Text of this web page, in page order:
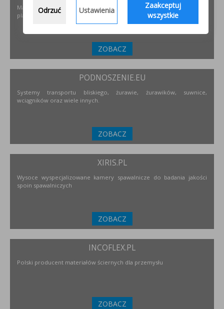
Materiały i urządzenia do napawania i regeneracji. Układy
plastyfikujące oraz obróbka CNC.
ZOBACZ
PODNOSZENIE.EU
Systemy transportu bliskiego, żurawie, żurawików, suwnice,
wciągników oraz wiele innych.
ZOBACZ
XIRIS.PL
Wysoce wyspecjalizowane kamery spawalnicze do badania jakości
spoin spawalniczych
ZOBACZ
INCOFLEX.PL
Polski producent materiałów ściernych dla przemysłu
ZOBACZ
Odrzuć Ustawienia
Zaakceptuj
wszystkie